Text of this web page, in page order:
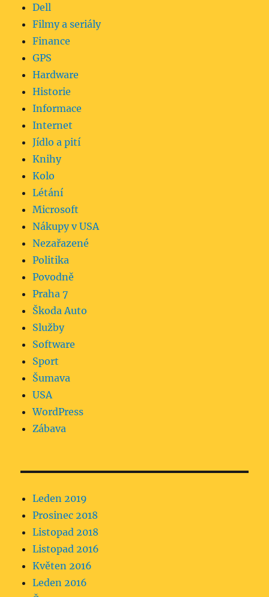
Dell
Filmy a seriály
Finance
GPS
Hardware
Historie
Informace
Internet
Jídlo a pití
Knihy
Kolo
Létání
Microsoft
Nákupy v USA
Nezařazené
Politika
Povodně
Praha 7
Škoda Auto
Služby
Software
Sport
Šumava
USA
WordPress
Zábava
Leden 2019
Prosinec 2018
Listopad 2018
Listopad 2016
Květen 2016
Leden 2016